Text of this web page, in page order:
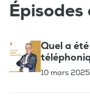
Épisodes
Quel a
10 mars 2025